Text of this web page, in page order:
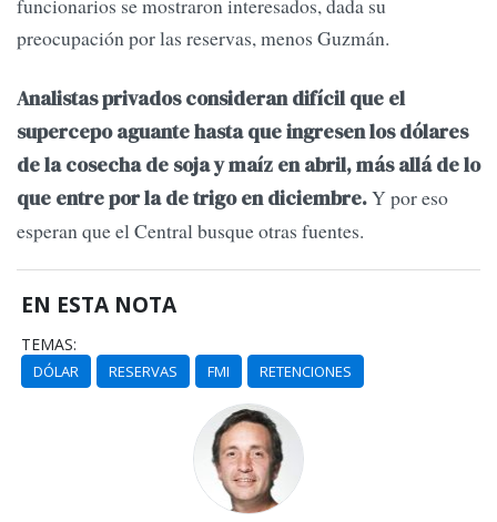
funcionarios se mostraron interesados, dada su
preocupación por las reservas, menos Guzmán.
Analistas privados consideran difícil que el
supercepo aguante hasta que ingresen los dólares
de la cosecha de soja y maíz en abril, más allá de lo
que entre por la de trigo en diciembre.Y por eso
esperan que el Central busque otras fuentes.
EN ESTA NOTA
TEMAS:
DÓLAR RESERVAS FMI RETENCIONES